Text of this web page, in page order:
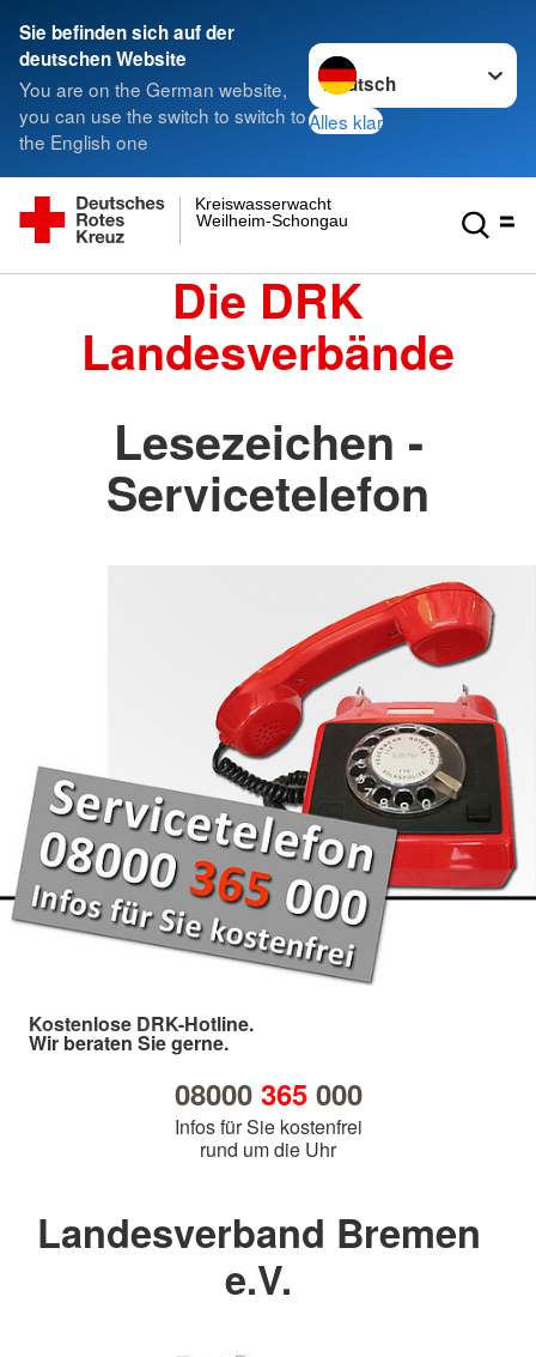
Sie befinden sich auf der
deutschen Website
You are on the German website,
you can use the switch to switch to
the English one
Sprache wechseln zu
Alles klar
Weilheim-Schongau
Kreiswasserwacht
Die DRK
Landesverbände
Lesezeichen -
Servicetelefon
Kostenlose DRK-Hotline.
Wir beraten Sie gerne.
08000 365000
Infos für Sie kostenfrei
rund um die Uhr
Landesverband Bremen
e.V.